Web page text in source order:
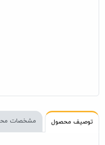
توصیف محصول مشخصات